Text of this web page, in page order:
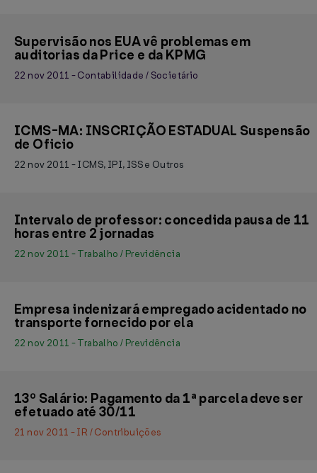
Supervisão nos EUA vê problemas em
auditorias da Price e da KPMG
22 nov 2011 - Contabilidade / Societário
ICMS-MA: INSCRIÇÃO ESTADUAL Suspensão
de Oficio
22 nov 2011 - ICMS, IPI, ISS e Outros
Intervalo de professor: concedida pausa de 11
horas entre 2 jornadas
22 nov 2011 - Trabalho / Previdência
Empresa indenizará empregado acidentado no
transporte fornecido por ela
22 nov 2011 - Trabalho / Previdência
13º Salário: Pagamento da 1ª parcela deve ser
efetuado até 30/11
21 nov 2011 - IR / Contribuições